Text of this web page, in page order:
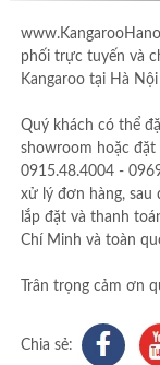
phối trực tuyến và
Kangaroo tại Hà
Quý khách có thể
showroom hoặc đặt
0915.48.4004 -
xử lý đơn hàng, sau
lắp đặt và thanh
Chí Minh và toàn
Trân trọng cảm ơn
Chia sẻ: